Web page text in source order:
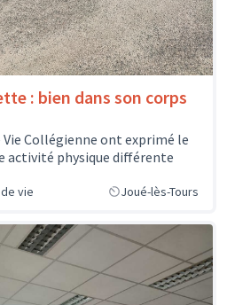
: bien dans son corps
Vie Collégienne ont exprimé le
activité physique différente
vie Joué-lès-Tours